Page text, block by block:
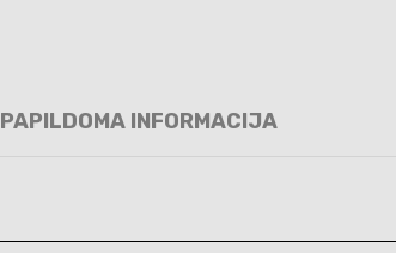
PAPILDOMA INFORMACIJA